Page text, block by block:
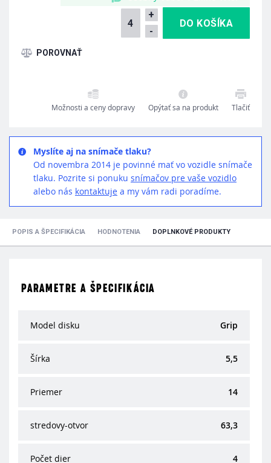
+
-
Možnosti a ceny dopravy Opýtať sa na produkt Tlačiť
Myslíte aj na snímače tlaku?
Od novembra 2014 je povinné mať vo vozidle snímače
tlaku. Pozrite si ponuku snímačov pre vaše vozidlo
alebo nás kontaktuje a my vám radi poradíme.
POPIS A ŠPECIFIKÁCIA HODNOTENIA DOPLNKOVÉ PRODUKTY
PARAMETRE A ŠPECIFIKÁCIA
Model disku Grip
Šírka 5,5
Priemer 14
stredovy-otvor 63,3
Počet dier 4